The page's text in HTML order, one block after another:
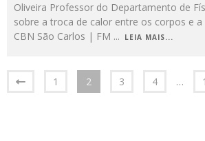
Oliveira Professor do Departamento de
sobre a troca de calor entre os corpos e a
CBN São Carlos | FM ... LEIA MAIS...
1 2 3 4 …